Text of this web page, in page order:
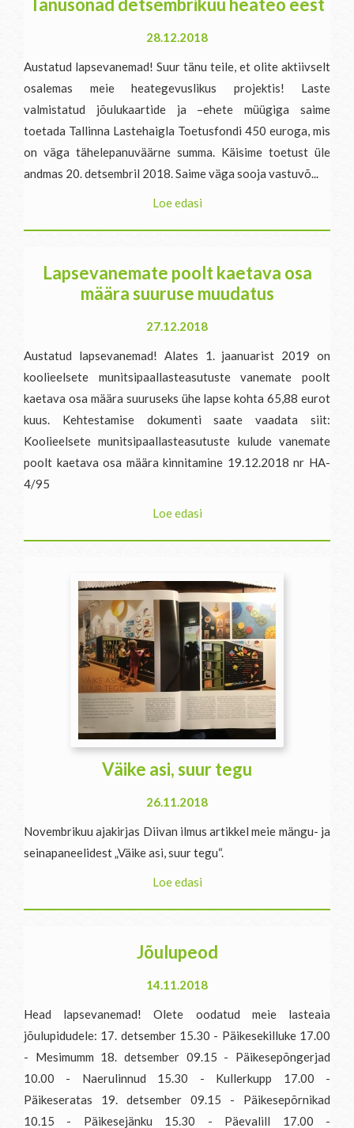
Tänusõnad detsembrikuu heateo eest
28.12.2018
Austatud lapsevanemad! Suur tänu teile, et olite aktiivselt
osalemas meie heategevuslikus projektis! Laste
valmistatud jõulukaartide ja –ehete müügiga saime
toetada Tallinna Lastehaigla Toetusfondi 450 euroga, mis
on väga tähelepanuväärne summa. Käisime toetust üle
andmas 20. detsembril 2018. Saime väga sooja vastuvõ...
Loe edasi
Lapsevanemate poolt kaetava osa
määra suuruse muudatus
27.12.2018
Austatud lapsevanemad! Alates 1. jaanuarist 2019 on
koolieelsete munitsipaallasteasutuste vanemate poolt
kaetava osa määra suuruseks ühe lapse kohta 65,88 eurot
kuus. Kehtestamise dokumenti saate vaadata siit:
Koolieelsete munitsipaallasteasutuste kulude vanemate
poolt kaetava osa määra kinnitamine 19.12.2018 nr HA-
4/95
Loe edasi
Väike asi, suur tegu
26.11.2018
Novembrikuu ajakirjas Diivan ilmus artikkel meie mängu- ja
seinapaneelidest „Väike asi, suur tegu“.
Loe edasi
Jõulupeod
14.11.2018
Head lapsevanemad! Olete oodatud meie lasteaia
jõulupidudele: 17. detsember 15.30 - Päikesekilluke 17.00
- Mesimumm 18. detsember 09.15 - Päikesepõngerjad
10.00 - Naerulinnud 15.30 - Kullerkupp 17.00 -
Päikeseratas 19. detsember 09.15 - Päikesepõrnikad
10.15 - Päikesejänku 15.30 - Päevalill 17.00 -